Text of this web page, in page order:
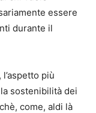
essere
durante il
più
sostenibilità dei
come, aldi là